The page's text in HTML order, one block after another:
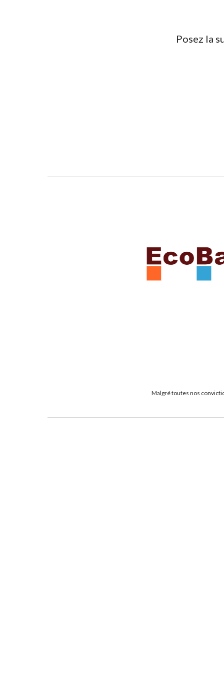
Posez la
Malgré toutes nos